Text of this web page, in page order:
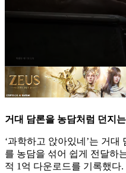
거대 담론을 농담처럼 던지
‘과학하고 앉아있네’는 거대
를 농담을 섞어 쉽게 전달하
적 1억 다운로드를 기록했다